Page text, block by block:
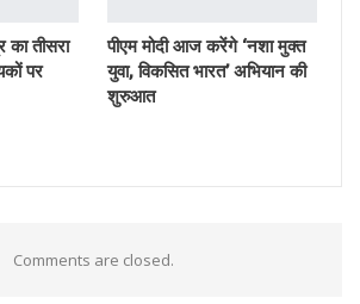
तीसरा
पर
पीएम मोदी आज करेंगे ‘नशा मुक्त
युवा, विकसित भारत’ अभियान की
शुरुआत
Comments are closed.